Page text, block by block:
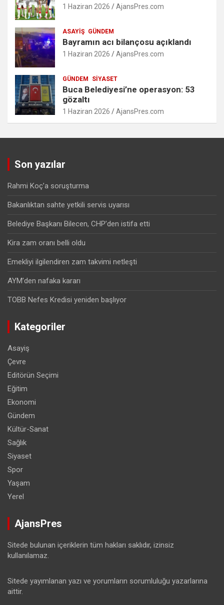
1 Haziran 2026 AjansPres.com
ASAYIŞ GÜNDEM
Bayramın acı bilançosu açıklandı
1 Haziran 2026 AjansPres.com
GÜNDEM SIYASET
Buca Belediyesi’ne operasyon: 53
gözaltı
1 Haziran 2026 AjansPres.com
Son yazılar
Rahmi Koç’a soruşturma
Bakanlıktan sahte yetkili servis uyarısı
Belediye Başkanı Bilecen, CHP’den istifa etti
Kira zam oranı belli oldu
Emekliyi ilgilendiren zam takvimi netleşti
AYM’den nafaka kararı
TOBB Nefes Kredisi yeniden başlıyor
Kategoriler
Asayiş
Çevre
Editörün Seçimi
Eğitim
Ekonomi
Gündem
Kültür-Sanat
Sağlık
Siyaset
Spor
Yaşam
Yerel
AjansPres
Sitede bulunan içeriklerin tüm hakları saklıdır, izinsiz
kullanılamaz.
Sitede yayımlanan yazı ve yorumların sorumluluğu yazarlarına
aittir.